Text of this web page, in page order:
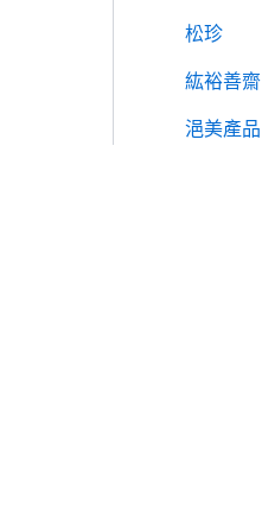
松珍
紘裕善齋
浥美產品